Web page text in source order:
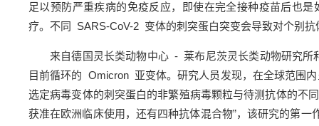
足以预防严重疾病的免疫反应，即使在完全接种疫苗后也
疗。不同 SARS-CoV-2 变体的刺突蛋白突变会导致对个别
来自德国灵长类动物中心 - 莱布尼茨灵长类动物研究
目前循环的 Omicron 亚变体。研究人员发现，在全球范围
选定病毒变体的刺突蛋白的非繁殖病毒颗粒与待测抗体的不
获准在欧洲临床使用，还有四种抗体混合物”，该研究的第